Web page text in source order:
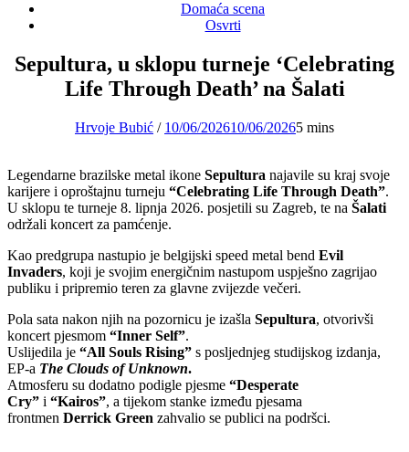
Domaća scena
Osvrti
Sepultura, u sklopu turneje ‘Celebrating
Life Through Death’ na Šalati
Hrvoje Bubić / 10/06/202610/06/20265 mins
Legendarne brazilske metal ikone Sepultura najavile su kraj svoje
karijere i oproštajnu turneju “Celebrating Life Through Death”.
U sklopu te turneje 8. lipnja 2026. posjetili su Zagreb, te na Šalati
održali koncert za pamćenje.
Kao predgrupa nastupio je belgijski speed metal bend Evil
Invaders, koji je svojim energičnim nastupom uspješno zagrijao
publiku i pripremio teren za glavne zvijezde večeri.
Pola sata nakon njih na pozornicu je izašla Sepultura, otvorivši
koncert pjesmom “Inner Self”.
Uslijedila je “All Souls Rising” s posljednjeg studijskog izdanja,
EP-a The Clouds of Unknown.
Atmosferu su dodatno podigle pjesme “Desperate
Cry” i “Kairos”, a tijekom stanke između pjesama
frontmen Derrick Green zahvalio se publici na podršci.